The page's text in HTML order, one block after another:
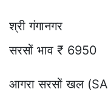
श्री गंगानगर
सरसों भाव ₹ 6950
आगरा सरसों खल